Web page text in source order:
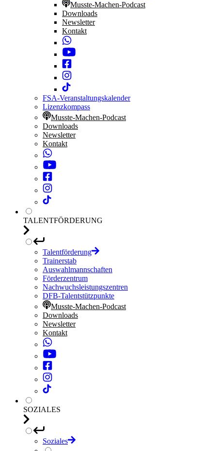
Musste-Machen-Podcast
Downloads
Newsletter
Kontakt
FSA-Veranstaltungskalender
Lizenzkompass
Musste-Machen-Podcast
Downloads
Newsletter
Kontakt
TALENTFÖRDERUNG
Talentförderung
Trainerstab
Auswahlmannschaften
Förderzentrum
Nachwuchsleistungszentren
DFB-Talentstützpunkte
Musste-Machen-Podcast
Downloads
Newsletter
Kontakt
SOZIALES
Soziales